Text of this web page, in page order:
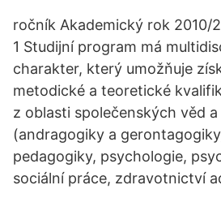
ročník Akademický rok 2010/
1 Studijní program má
charakter, který umožňuje
metodické a teoretické
z oblasti společenských věd
(andragogiky a
pedagogiky, psychologie,
sociální práce, zdravotnictví